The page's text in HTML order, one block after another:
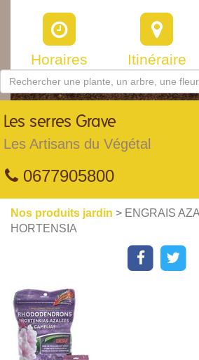
Horaires Itinéraire
Les serres Grave
Les Artisans du Végétal
0677905800
Nos produits jardin > ENGRAIS
HORTENSIA